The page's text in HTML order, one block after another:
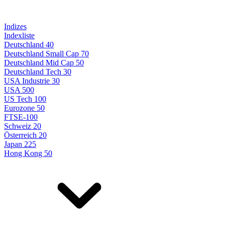
Indizes
Indexliste
Deutschland 40
Deutschland Small Cap 70
Deutschland Mid Cap 50
Deutschland Tech 30
USA Industrie 30
USA 500
US Tech 100
Eurozone 50
FTSE-100
Schweiz 20
Österreich 20
Japan 225
Hong Kong 50